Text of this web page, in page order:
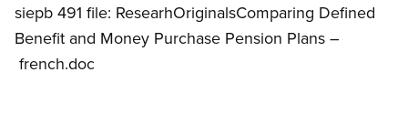
siepb 491 file: ResearhOriginalsComparing Defined
Benefit and Money Purchase Pension Plans –
french.doc